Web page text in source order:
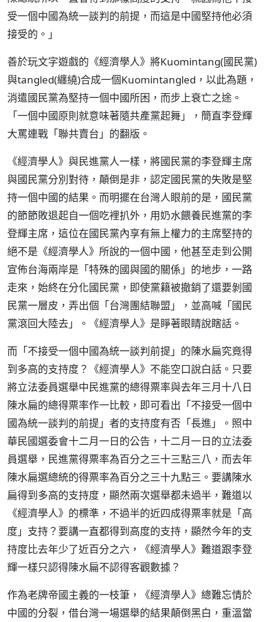
受一個中國為統一談判的前提，而這是中國堅持他必須
接受的。」
善於玩文字遊戲的《經濟學人》將Kuomintang(國民黨)
與tangled(纏繞)合成一個Kuomintangled，以此為題，
消遣國民黨為堅持一個中國所困，而步上衰亡之途。
「一個中國原則就意味著隨共產黨起舞」，簡直李登輝
大罵連戰「聯共賣台」的翻版。
《經濟學人》與民進黨人一樣，將國民黨的李登輝主席
與國民黨分別對待，顛倒是非，認定國民黨的失敗是堅
持一個中國的結果。而明擺在台灣人眼前的是，國民黨
的節節敗退起自一個吃裡扒外，用奶水餵養民進黨的李
登輝主席，這位在國民黨內享有無上權力的主席堅持的
絕不是《經濟學人》所說的一個中國，他甚至走到公開
宣佈台海兩岸是「特殊的國與國的關係」的地步，一路
走來，始終在分化國民黨，即使黨籍被撤銷了還要剝國
民黨一層皮，弄出個「台灣團結聯盟」，並高喊「國民
黨滾回大陸去」。《經濟學人》是睜著眼睛說瞎話。
而「不接受一個中國為統一談判前提」的陳水扁究竟得
到多高的支持度？《經濟學人》不能空口說白話。只要
將立法委員選舉中民進黨的總得票率與去年三月十八日
陳水扁的總得票率作一比較，即可看出「不接受一個中
國為統一談判的前提」者的支持度有否「長進」。照中
華民國選委會十二月一日的公告，十二月一日的立法委
員選舉，民進黨得票率為百分之三十三點三八，而去年
陳水扁選總統的得票率為百分之三十九點三。要講陳水
扁得到多高的支持度，顯然兩次選舉都未過半，難道以
《經濟學人》的標準，不過半的近四成得票率就是「高
度」支持？要講一直都得到高度的支持，顯然今年的支
持度比去年少了近百分之六，《經濟學人》難道跟李登
輝一樣只認得陳水扁不認得客觀數據？
作為老牌帝國主義的一枝筆，《經濟學人》總難忘情於
中國的分裂，借台灣一場選舉的結果顛倒黑白，重溫當